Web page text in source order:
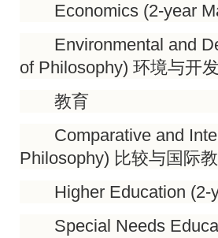
Economics (2-year
Environmental and
of Philosophy) 环境与开
教育
Comparative and
Philosophy) 比较与国际
Higher Education (2-
Special Needs